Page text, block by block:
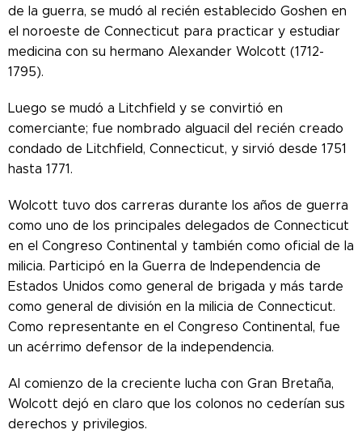
de la guerra, se mudó al recién establecido Goshen en
el noroeste de Connecticut para practicar y estudiar
medicina con su hermano Alexander Wolcott (1712-
1795).
Luego se mudó a Litchfield y se convirtió en
comerciante; fue nombrado alguacil del recién creado
condado de Litchfield, Connecticut, y sirvió desde 1751
hasta 1771.
Wolcott tuvo dos carreras durante los años de guerra
como uno de los principales delegados de Connecticut
en el Congreso Continental y también como oficial de la
milicia. Participó en la Guerra de Independencia de
Estados Unidos como general de brigada y más tarde
como general de división en la milicia de Connecticut.
Como representante en el Congreso Continental, fue
un acérrimo defensor de la independencia.
Al comienzo de la creciente lucha con Gran Bretaña,
Wolcott dejó en claro que los colonos no cederían sus
derechos y privilegios.